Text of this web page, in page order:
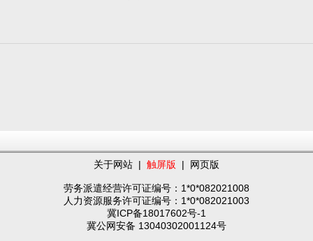
关于网站 | 触屏版 | 网页版
劳务派遣经营许可证编号：1*0*082021008
人力资源服务许可证编号：1*0*082021003
冀ICP备18017602号-1
冀公网安备 13040302001124号